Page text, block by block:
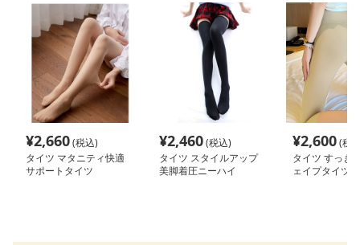
¥2,660(税込)
タイツ マタニティ快適
サポートタイツ
¥2,460(税込)
タイツ スタイルアップ
美脚着圧ニーハイ
¥2,600(税
タイツ すっき
ェイプタイツ